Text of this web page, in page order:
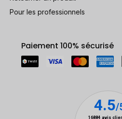
Pour les professionnels
Paiement 100% sécurisé